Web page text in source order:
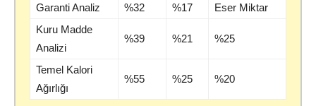
Garanti Analiz
%32 %17
Eser Miktar
Kuru Madde
Analizi
%39 %21 %25
Temel Kalori
Ağırlığı
%55 %25 %20